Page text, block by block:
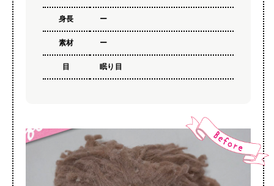
身長 ー
素材 ー
目 眠り目